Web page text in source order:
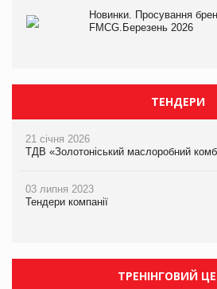
Новинки. Просування
FMCG.Березень 2026
ТЕНДЕРИ
21 січня 2026
ТДВ «Золотоніський маслоробний
03 липня 2023
Тендери компанії
ТРЕНІНГОВИЙ